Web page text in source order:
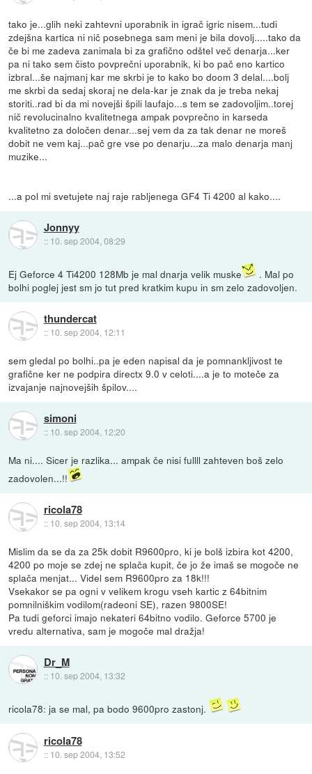
tako je...glih neki zahtevni uporabnik in igrač igric nisem...tudi
zdejšna kartica ni nič posebnega sam meni je bila dovolj.....tako da
če bi me zadeva zanimala bi za grafično odštel več denarja...ker
pa ni tako sem čisto povprečni uporabnik, ki bo pač eno kartico
izbral...še najmanj kar me skrbi je to kako bo doom 3 delal....bolj
me skrbi da sedaj skoraj ne dela-kar je znak da je treba nekaj
storiti..rad bi da mi novejši špili laufajo...s tem se zadovoljim..torej
nič revolucinalno kvalitetnega ampak povprečno in karseda
kvalitetno za določen denar...sej vem da za tak denar ne moreš
dobit ne vem kaj...pač gre vse po denarju...za malo denarja manj
muzike...
...a pol mi svetujete naj raje rabljenega GF4 Ti 4200 al kako....
Jonnyy
:: 10. sep 2004, 08:29
Ej Geforce 4 Ti4200 128Mb je mal dnarja velik muske
. Mal po
bolhi poglej jest sm jo tut pred kratkim kupu in sm zelo zadovoljen.
thundercat
:: 10. sep 2004, 12:11
sem gledal po bolhi..pa je eden napisal da je pomnankljivost te
grafične ker ne podpira directx 9.0 v celoti....a je to moteče za
izvajanje najnovejših špilov....
simoni
:: 10. sep 2004, 12:20
Ma ni.... Sicer je razlika... ampak če nisi fullll zahteven boš zelo
zadovolen...!!
ricola78
:: 10. sep 2004, 13:14
Mislim da se da za 25k dobit R9600pro, ki je bolš izbira kot 4200,
4200 po moje se zdej ne splača kupit, če jo že imaš se mogoče ne
splača menjat... Videl sem R9600pro za 18k!!!
Vsekakor se pa ogni v velikem krogu vseh kartic z 64bitnim
pomnilniškim vodilom(radeoni SE), razen 9800SE!
Pa tudi geforci imajo nekateri 64bitno vodilo. Geforce 5700 je
vredu alternativa, sam je mogoče mal dražja!
Dr_M
:: 10. sep 2004, 13:32
ricola78: ja se mal, pa bodo 9600pro zastonj.
ricola78
:: 10. sep 2004, 13:52